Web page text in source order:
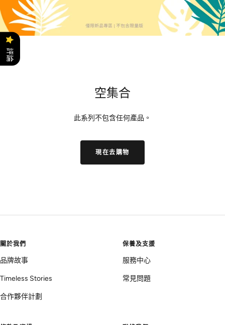
空集合
此系列不包含任何產品。
現在去購物
關於我們
品牌故事
Timeless Stories
合作夥伴計劃
保養及支援
服務中心
常見問題
評論